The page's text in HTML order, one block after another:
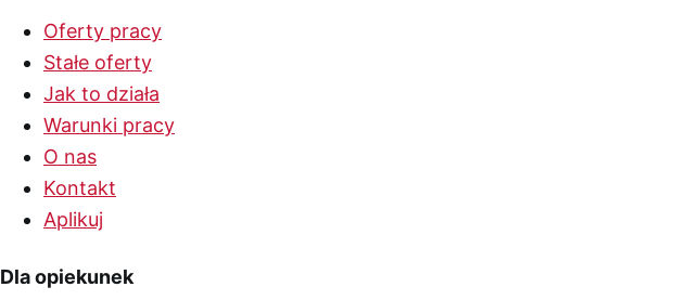
Oferty pracy
Stałe oferty
Jak to działa
Warunki pracy
O nas
Kontakt
Aplikuj
Dla opiekunek